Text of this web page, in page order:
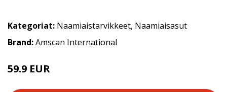
Kategoriat: Naamiaistarvikkeet, Naamiaisasut
Brand:Amscan International
59.9 EUR